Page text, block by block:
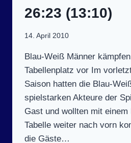
26:23 (13:10)
14. April 2010
Blau-Weiß Männer
Tabellenplatz vor Im
Saison hatten die Blau-
spielstarken Akteure der
Gast und wollten mit einem
Tabelle weiter nach vorn
die Gäste…